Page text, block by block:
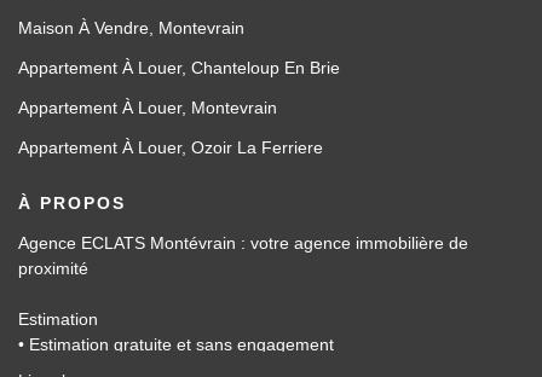
Maison À Vendre, Montevrain
Appartement À Louer, Chanteloup En Brie
Appartement À Louer, Montevrain
Appartement À Louer, Ozoir La Ferriere
À PROPOS
Agence ECLATS Montévrain : votre agence immobilière de
proximité
Estimation
• Estimation gratuite et sans engagement
• Basée sur les données du marché local